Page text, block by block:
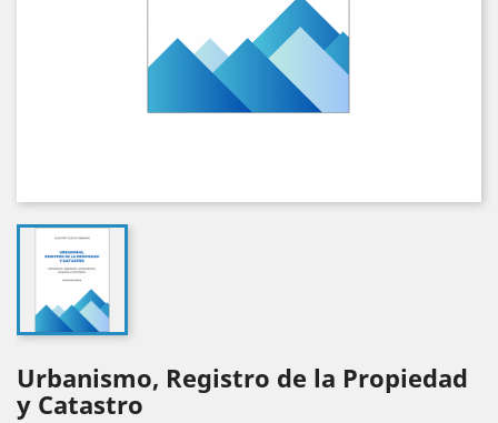
Urbanismo, Registro de la Propiedad
y Catastro